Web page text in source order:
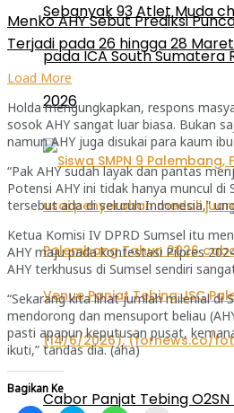
Sebanyak 93 Atlet Muda
pada ICA South Sumatera
2026
Cabor Panjat Tebing
Menko AHY Sebut Prediksi
Terjadi pada 26 hingga 28 Maret
Load More
Holda mengungkapkan, respons
sosok AHY sangat luar biasa. Bukan
namun AHY juga disukai para kaum
“Pak AHY sudah layak dan pantas
Potensi AHY ini tidak hanya muncul di
tersebut ada di seluruh Indonesia,”
Ketua Komisi IV DPRD Sumsel itu
AHY maju pada kontestasi Pilpres
AHY terkhusus di Sumsel sendiri
“Sekarang kita lihat jumlah milenial di
mendorong dan mensuport beliau
pasti apapun keputusan pusat,
ikuti,” tandas dia. (aha)
Bagikan Ke